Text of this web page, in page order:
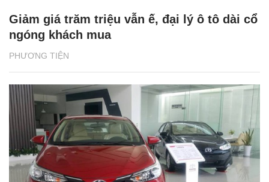
PHƯƠNG TIỆN
Giảm giá trăm triệu vẫn ế, đại lý ô tô dài cổ
ngóng khách mua